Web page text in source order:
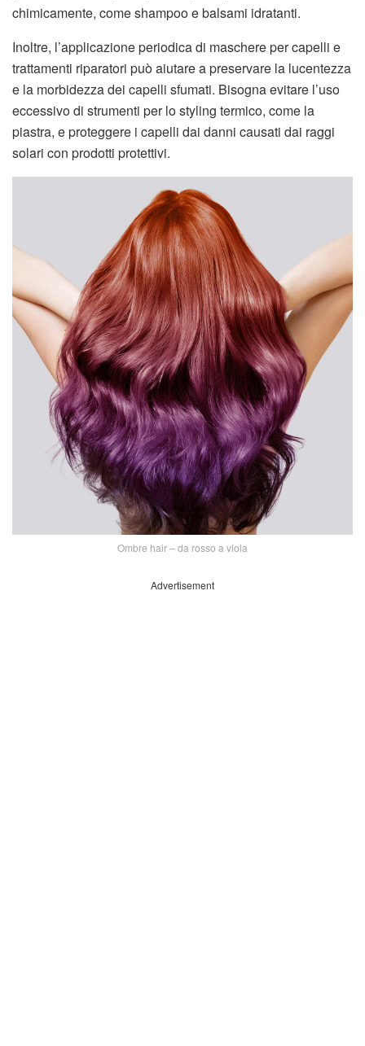
chimicamente, come shampoo e balsami idratanti.
Inoltre, l’applicazione periodica di maschere per capelli e
trattamenti riparatori può aiutare a preservare la lucentezza
e la morbidezza dei capelli sfumati. Bisogna evitare l’uso
eccessivo di strumenti per lo styling termico, come la
piastra, e proteggere i capelli dai danni causati dai raggi
solari con prodotti protettivi.
Ombre hair – da rosso a viola
Advertisement